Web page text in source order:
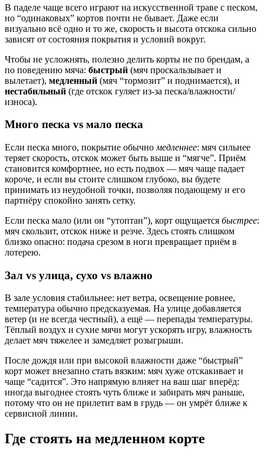
В паделе чаще всего играют на искусственной траве с песком,
но “одинаковых” кортов почти не бывает. Даже если
визуально всё одно и то же, скорость и высота отскока сильно
зависят от состояния покрытия и условий вокруг.
Чтобы не усложнять, полезно делить корты не по брендам, а
по поведению мяча: быстрый (мяч проскальзывает и
вылетает), медленный (мяч “тормозит” и поднимается), и
нестабильный (где отскок гуляет из-за песка/влажности/
износа).
Много песка vs мало песка
Если песка много, покрытие обычно медленнее: мяч сильнее
теряет скорость, отскок может быть выше и “мягче”. Приём
становится комфортнее, но есть подвох — мяч чаще падает
короче, и если вы стоите слишком глубоко, вы будете
принимать из неудобной точки, позволяя подающему и его
партнёру спокойно занять сетку.
Если песка мало (или он “утоптан”), корт ощущается быстрее:
мяч скользит, отскок ниже и резче. Здесь стоять слишком
близко опасно: подача срезом в ноги превращает приём в
лотерею.
Зал vs улица, сухо vs влажно
В зале условия стабильнее: нет ветра, освещение ровнее,
температура обычно предсказуемая. На улице добавляется
ветер (и не всегда честный), а ещё — перепады температуры.
Тёплый воздух и сухие мячи могут ускорять игру, влажность
делает мяч тяжелее и замедляет розыгрыши.
После дождя или при высокой влажности даже “быстрый”
корт может внезапно стать вязким: мяч хуже отскакивает и
чаще “садится”. Это напрямую влияет на ваш шаг вперёд:
иногда выгоднее стоять чуть ближе и забирать мяч раньше,
потому что он не прилетит вам в грудь — он умрёт ближе к
сервисной линии.
Где стоять на медленном корте